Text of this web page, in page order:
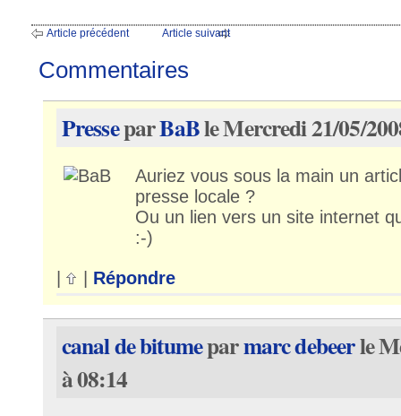
Article précédent Article suivant
Commentaires
PresseparBaBle Mercredi 21/05/
Auriez vous sous la main un
presse locale ?
Ou un lien vers un site internet
:-)
| | Répondre
canal de bitumeparmarc debeerle
à 08:14